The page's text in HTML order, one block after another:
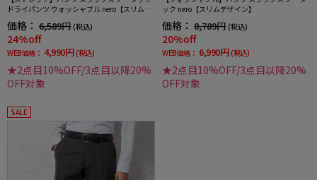
ドライパンツ ウォッシャブル nero【スリムデ
ザイン】
価格： 6,589円 (税込)
24%off
WEB価格： 4,990円 (税込)
★2点目10%OFF/3点目以降20%
OFF対象
ック nero【スリムデザイン】
価格： 8,789円 (税込)
20%off
WEB価格： 6,990円 (税込)
★2点目10%OFF/3点目以降20%
OFF対象
SALE